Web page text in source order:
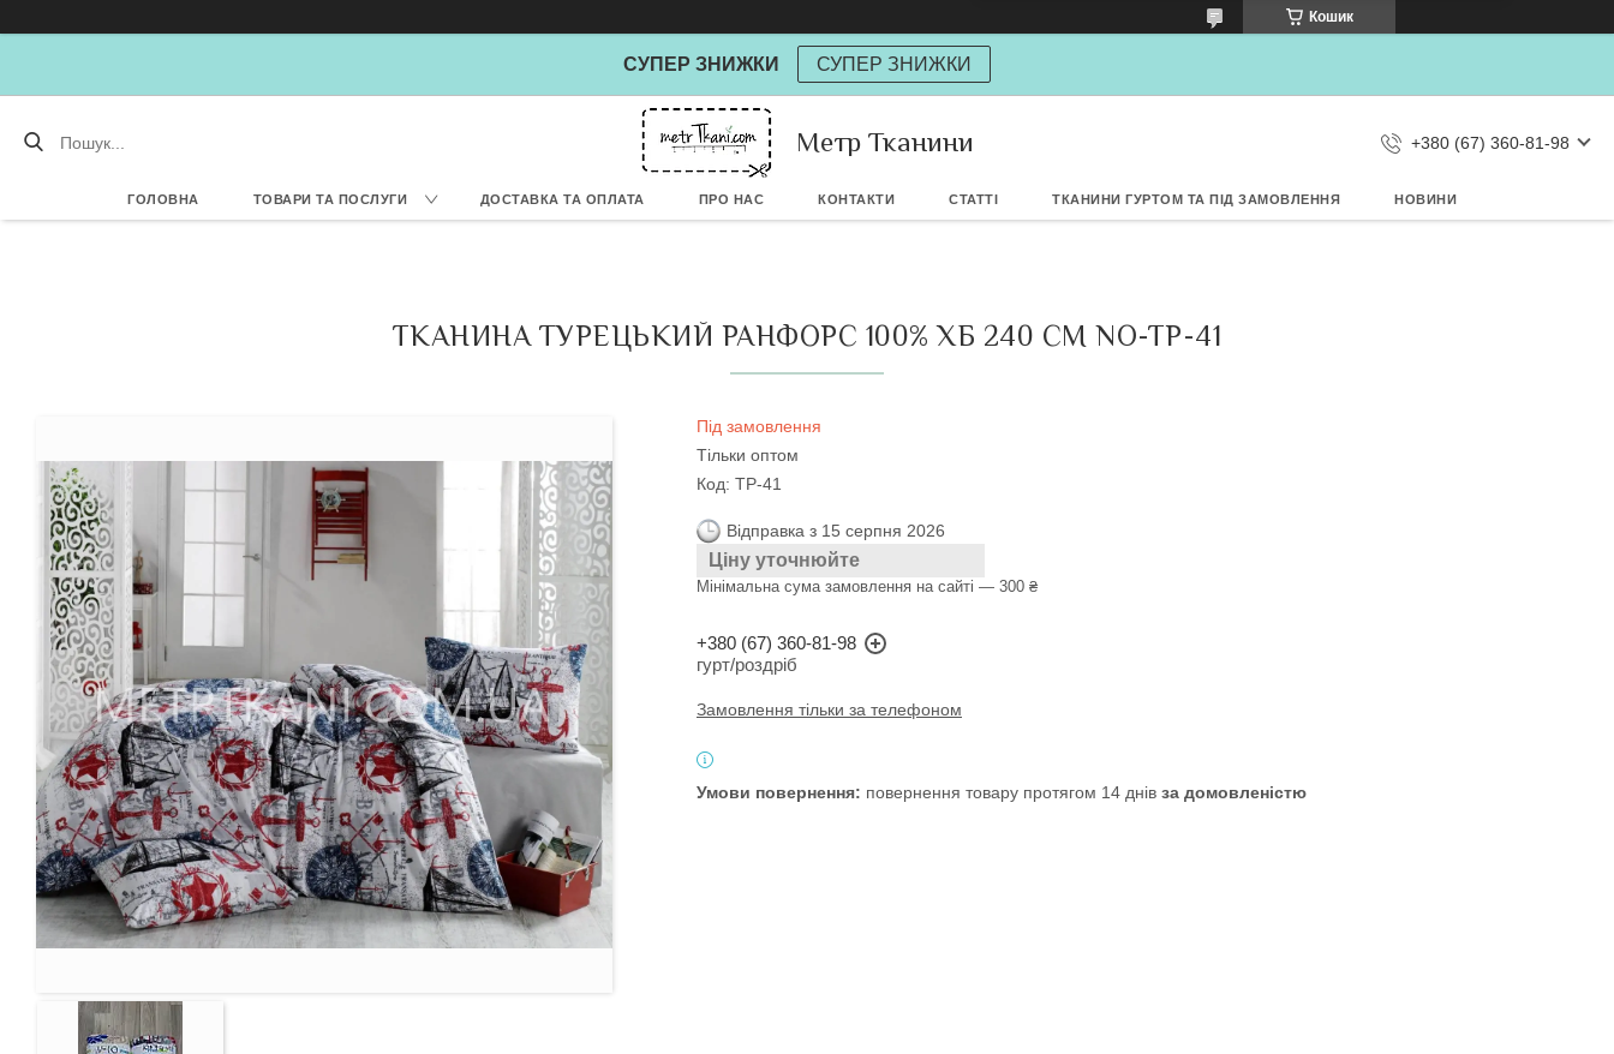
Дозвольте сайту metrtkani.com
Дозволити
Кошик
СУПЕР ЗНИЖКИ СУПЕР ЗНИЖКИ
Метр Тканини +380 (67) 360-81-98
ГОЛОВНА ТОВАРИ ТА ПОСЛУГИ ДОСТАВКА ТА ОПЛАТА ПРО НАС КОНТАКТИ СТАТТІ ТКАНИНИ ГУРТОМ ТА ПІД ЗАМОВЛЕННЯ НОВИНИ
ТКАНИНА ТУРЕЦЬКИЙ РАНФОРС 100% ХБ 240 СМ NO-TP-41
Під замовлення
Тільки оптом
Код: TP-41
Відправка з 15 серпня 2026
Ціну уточнюйте
Мінімальна сума замовлення на сайті — 300 ₴
+380 (67) 360-81-98
гурт/роздріб
Замовлення тільки за телефоном
повернення товару протягом 14 днів за домовленістю